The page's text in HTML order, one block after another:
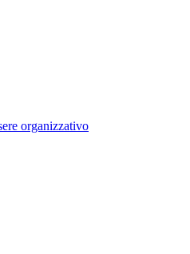
organizzativo